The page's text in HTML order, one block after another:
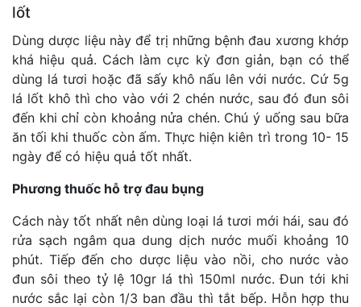
lốt
Dùng dược liệu này để trị những bệnh đau xương khớp
khá hiệu quả. Cách làm cực kỳ đơn giản, bạn có thể
dùng lá tươi hoặc đã sấy khô nấu lên với nước. Cứ 5g
lá lốt khô thì cho vào với 2 chén nước, sau đó đun sôi
đến khi chỉ còn khoảng nửa chén. Chú ý uống sau bữa
ăn tối khi thuốc còn ấm. Thực hiện kiên trì trong 10- 15
ngày để có hiệu quả tốt nhất.
Phương thuốc hỗ trợ đau bụng
Cách này tốt nhất nên dùng loại lá tươi mới hái, sau đó
rửa sạch ngâm qua dung dịch nước muối khoảng 10
phút. Tiếp đến cho dược liệu vào nồi, cho nước vào
đun sôi theo tỷ lệ 10gr lá thì 150ml nước. Đun tới khi
nước sắc lại còn 1/3 ban đầu thì tắt bếp. Hỗn hợp thu